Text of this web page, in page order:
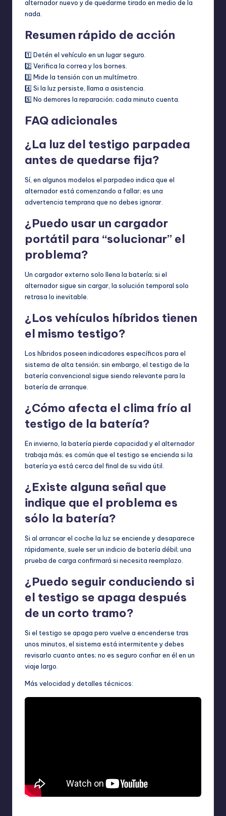
alternador nuevo y de quedarme tirado en medio de la
nada.
Resumen rápido de acción
1️⃣ Detén el vehículo en un lugar seguro.
2️⃣ Verifica la correa y los bornes.
3️⃣ Mide la tensión con un multímetro.
4️⃣ Si la luz persiste, llama a asistencia.
5️⃣ No demores la reparación; cada minuto cuenta.
FAQ adicionales
¿La luz del testigo parpadea
antes de quedarse fija?
Sí, en algunos modelos el parpadeo indica que el
alternador está comenzando a fallar; es una
advertencia temprana que no debes ignorar.
¿Puedo usar un cargador
portátil para “solucionar” el
problema?
Un cargador externo solo llena la batería; si el
alternador sigue sin cargar, la solución temporal solo
retrasa lo inevitable.
¿Los vehículos híbridos tienen
el mismo testigo?
Los híbridos poseen indicadores específicos para el
sistema de alta tensión; sin embargo, el testigo de la
batería convencional sigue siendo relevante para la
batería de arranque.
¿Cómo afecta el clima frío al
testigo de la batería?
En invierno, la batería pierde capacidad y el alternador
trabaja más; es común que el testigo se encienda si la
batería ya está cerca del final de su vida útil.
¿Existe alguna señal que
indique que el problema es
sólo la batería?
Si al arrancar el coche la luz se enciende y desaparece
rápidamente, suele ser un indicio de batería débil; una
prueba de carga confirmará si necesita reemplazo.
¿Puedo seguir conduciendo si
el testigo se apaga después
de un corto tramo?
Si el testigo se apaga pero vuelve a encenderse tras
unos minutos, el sistema está intermitente y debes
revisarlo cuanto antes; no es seguro confiar en él en un
viaje largo.
Más velocidad y detalles técnicos: